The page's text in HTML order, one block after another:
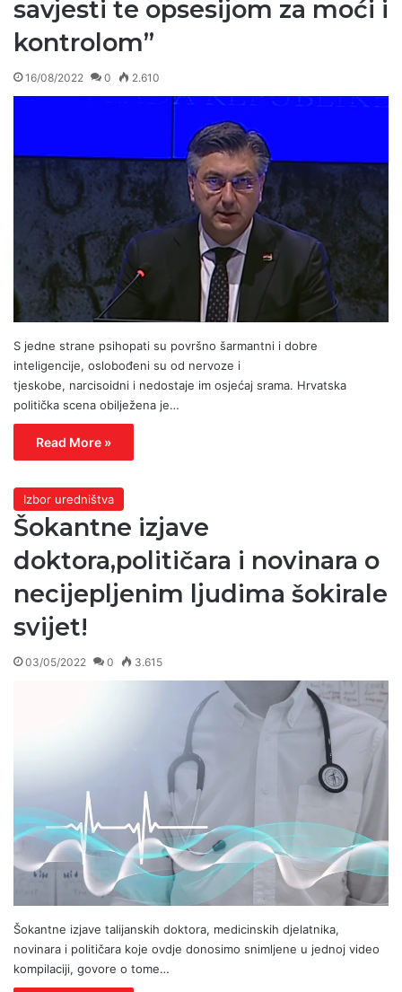
savjesti te opsesijom za moći i
kontrolom”
16/08/2022 0 2.610
S jedne strane psihopati su površno šarmantni i dobre
inteligencije, oslobođeni su od nervoze i
tjeskobe, narcisoidni i nedostaje im osjećaj srama. Hrvatska
politička scena obilježena je…
Read More »
Izbor uredništva
Šokantne izjave
doktora,političara i novinara o
necijepljenim ljudima šokirale
svijet!
03/05/2022 0 3.615
Šokantne izjave talijanskih doktora, medicinskih djelatnika,
novinara i političara koje ovdje donosimo snimljene u jednoj video
kompilaciji, govore o tome…